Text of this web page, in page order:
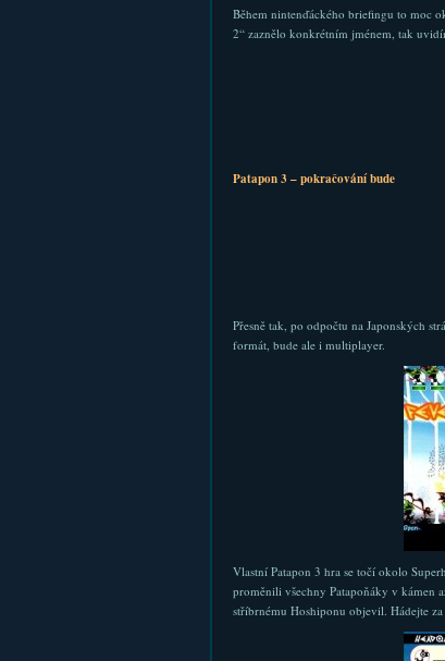
Během nintenďáckého briefingu to moc
2“ zaznělo konkrétním jménem, tak
Patapon 3 – pokračování bude
Přesně tak, po odpočtu na Japonských
formát, bude ale i multiplayer.
Vlastní Patapon 3 hra se točí okolo
proměnili všechny Patapoňáky v kámen
stříbrnému Hoshiponu objevil. Hádejte